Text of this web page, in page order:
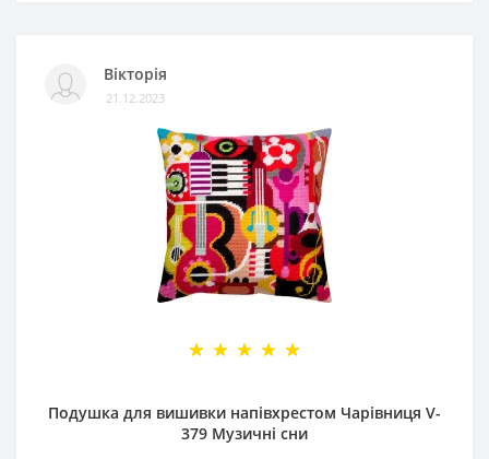
Вікторія
21.12.2023
Подушка для вишивки напівхрестом Чарівниця V-
379 Музичні сни